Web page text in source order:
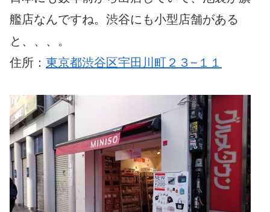
艦店なんですね。渋谷にも小型店舗がある
と、、、。
住所： 東京都渋谷区宇田川町２３−１１